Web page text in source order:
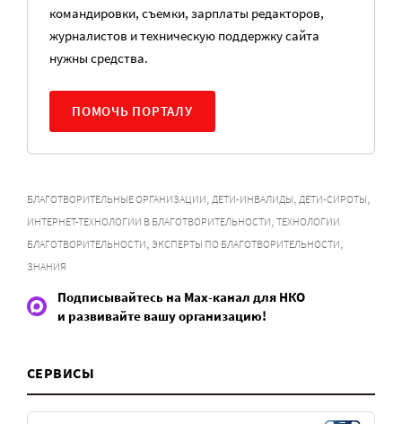
командировки, съемки, зарплаты редакторов,
журналистов и техническую поддержку сайта
нужны средства.
ПОМОЧЬ ПОРТАЛУ
БЛАГОТВОРИТЕЛЬНЫЕ ОРГАНИЗАЦИИ, ДЕТИ-ИНВАЛИДЫ, ДЕТИ-СИРОТЫ,
ИНТЕРНЕТ-ТЕХНОЛОГИИ В БЛАГОТВОРИТЕЛЬНОСТИ, ТЕХНОЛОГИИ
БЛАГОТВОРИТЕЛЬНОСТИ, ЭКСПЕРТЫ ПО БЛАГОТВОРИТЕЛЬНОСТИ,
ЗНАНИЯ
Подписывайтесь на Max-канал для НКО
и развивайте вашу организацию!
СЕРВИСЫ